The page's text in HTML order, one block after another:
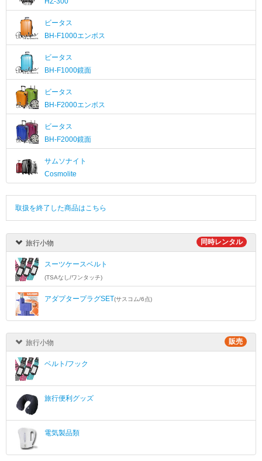
ビータス
BH-F1000エンボス
ビータス
BH-F1000鏡面
ビータス
BH-F2000エンボス
ビータス
BH-F2000鏡面
サムソナイト
Cosmolite
取扱を終了した商品はこちら
旅行小物 同時レンタル
スーツケースベルト
(TSAなし/ワンタッチ)
アダプタープラグSET(サスコム/6点)
旅行小物 販売
ベルト/フック
旅行便利グッズ
電気製品類